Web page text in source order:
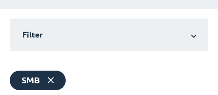
Filter
SMB